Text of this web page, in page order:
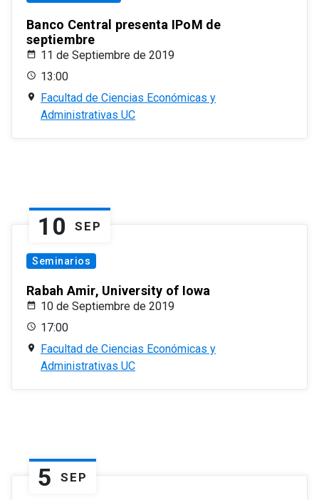
Banco Central presenta IPoM de
septiembre
11 de Septiembre de 2019
13:00
Facultad de Ciencias Económicas y
Administrativas UC
10 SEP
Seminarios
Rabah Amir, University of Iowa
10 de Septiembre de 2019
17:00
Facultad de Ciencias Económicas y
Administrativas UC
5 SEP